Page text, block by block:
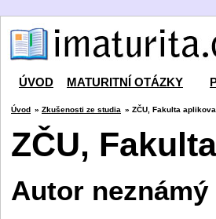
ÚVOD MATURITNÍ OTÁZKY
Úvod » Zkušenosti ze studia » ZČU, Fakulta
ZČU,
Autor neznámý